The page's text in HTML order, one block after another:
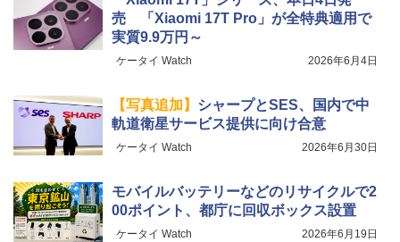
売 「Xiaomi 17T Pro」が全特典適用で
実質9.9万円～
ケータイ Watch 2026年6月4日
【写真追加】 シャープとSES、国内で中
軌道衛星サービス提供に向け合意
ケータイ Watch 2026年6月30日
モバイルバッテリーなどのリサイクルで2
00ポイント、都庁に回収ボックス設置
ケータイ Watch 2026年6月19日